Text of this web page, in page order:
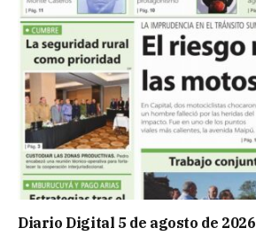
Diario Digital 5 de agosto de 2026